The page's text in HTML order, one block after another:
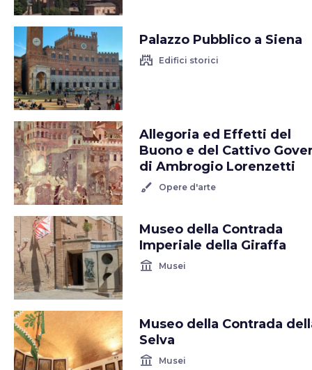
Palazzo Pubblico a Siena
castle Edifici storici
Allegoria ed Effetti del
Buono e del Cattivo
di Ambrogio Lorenzetti
brush Opere d'arte
Museo della Contrada
Imperiale della Giraffa
account_balance Musei
Museo della Contrada
Selva
account_balance Musei